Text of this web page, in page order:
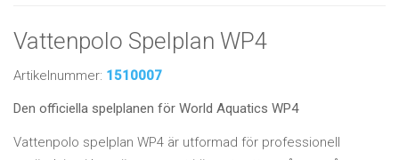
Vattenpolo Spelplan WP4
Artikelnummer: 1510007
Den officiella spelplanen för World Aquatics WP4
Vattenpolo spelplan WP4 är utformad för professionell